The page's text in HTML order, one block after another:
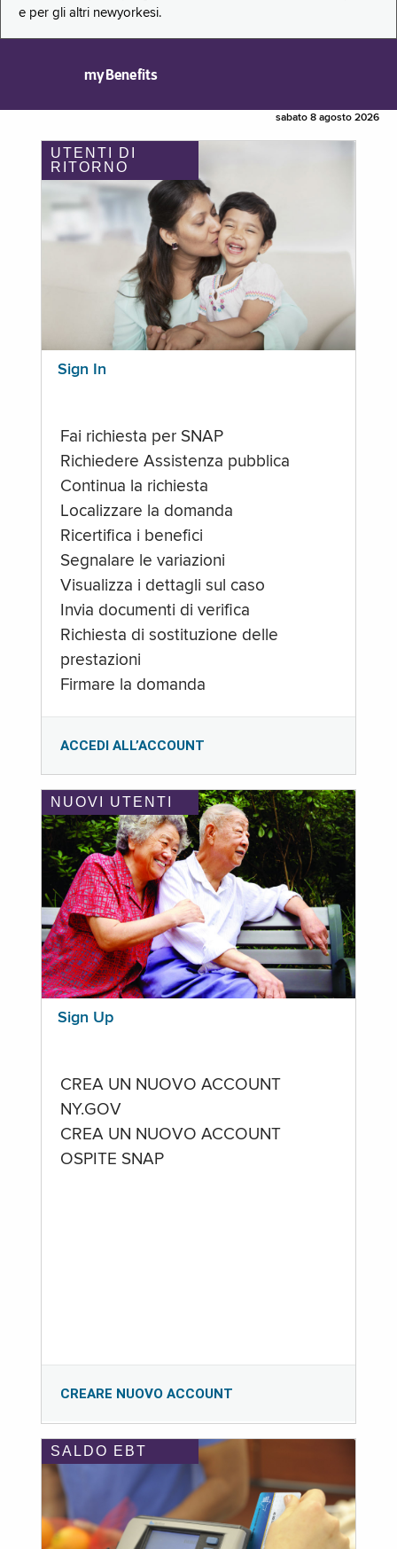
e per gli altri newyorkesi.
myBenefits
sabato 8 agosto 2026
UTENTI DI
RITORNO
Sign In
Fai richiesta per SNAP
Richiedere Assistenza pubblica
Continua la richiesta
Localizzare la domanda
Ricertifica i benefici
Segnalare le variazioni
Visualizza i dettagli sul caso
Invia documenti di verifica
Richiesta di sostituzione delle
prestazioni
Firmare la domanda
ACCEDI ALL’ACCOUNT
NUOVI UTENTI
Sign Up
CREA UN NUOVO ACCOUNT
NY.GOV
CREA UN NUOVO ACCOUNT
OSPITE SNAP
CREARE NUOVO ACCOUNT
SALDO EBT